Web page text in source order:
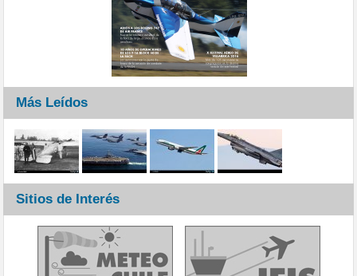
Más Leídos
Sitios de Interés